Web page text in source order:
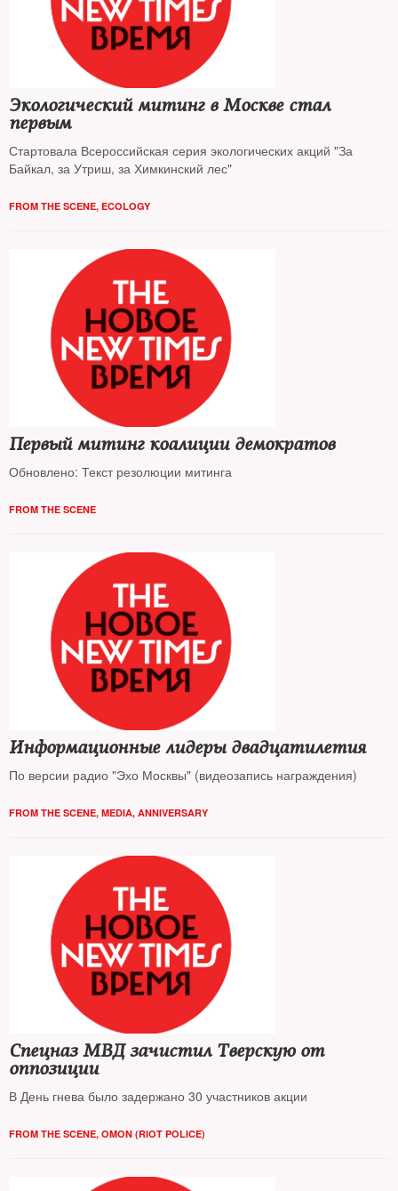
Экологический митинг в Москве стал
первым
Стартовала Всероссийская серия экологических акций "За
Байкал, за Утриш, за Химкинский лес"
FROM THE SCENE, ECOLOGY
Первый митинг коалиции демократов
Обновлено: Текст резолюции митинга
FROM THE SCENE
Информационные лидеры двадцатилетия
По версии радио "Эхо Москвы" (видеозапись награждения)
FROM THE SCENE, MEDIA, ANNIVERSARY
Спецназ МВД зачистил Тверскую от
оппозиции
В День гнева было задержано 30 участников акции
FROM THE SCENE, OMON (RIOT POLICE)